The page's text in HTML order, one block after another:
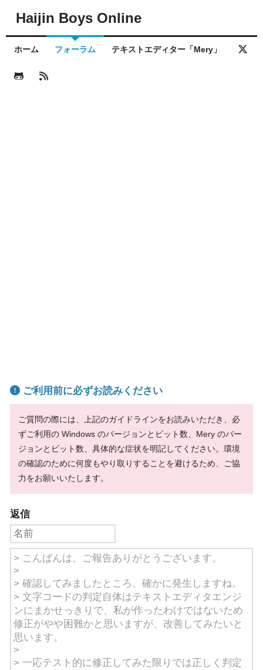
Haijin Boys Online
ホーム フォーラム テキストエディター「Mery」
ご利用前に必ずお読みください
ご質問の際には、上記のガイドラインをお読みいただき、必
ずご利用の Windows のバージョンとビット数、Mery のバー
ジョンとビット数、具体的な症状を明記してください。環境
の確認のために何度もやり取りすることを避けるため、ご協
力をお願いいたします。
返信